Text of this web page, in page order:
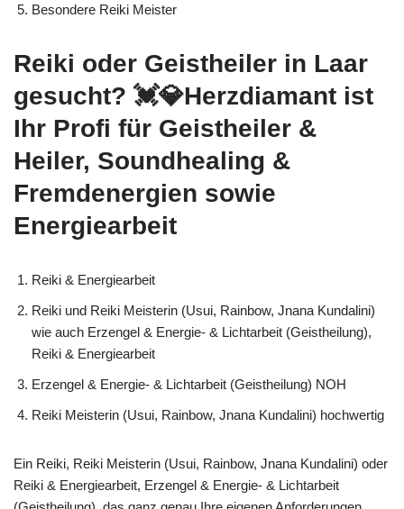
Besondere Reiki Meister
Reiki oder Geistheiler in Laar
gesucht? 💓️💎Herzdiamant ist
Ihr Profi für Geistheiler &
Heiler, Soundhealing &
Fremdenergien sowie
Energiearbeit
Reiki & Energiearbeit
Reiki und Reiki Meisterin (Usui, Rainbow, Jnana Kundalini)
wie auch Erzengel & Energie- & Lichtarbeit (Geistheilung),
Reiki & Energiearbeit
Erzengel & Energie- & Lichtarbeit (Geistheilung) NOH
Reiki Meisterin (Usui, Rainbow, Jnana Kundalini) hochwertig
Ein Reiki, Reiki Meisterin (Usui, Rainbow, Jnana Kundalini) oder
Reiki & Energiearbeit, Erzengel & Energie- & Lichtarbeit